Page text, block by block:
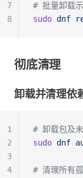
# 批量卸载
sudo dnf
7
8
彻底清理
卸载并清理依
# 卸载包及
sudo dnf
# 清理所有
1
2
3
4